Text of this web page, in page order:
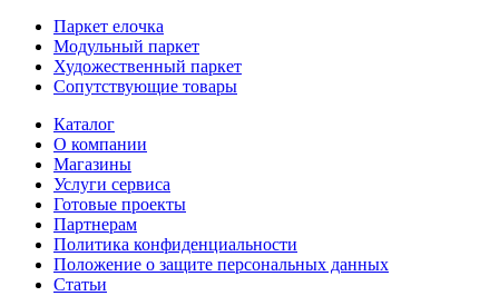
Паркет елочка
Модульный паркет
Художественный паркет
Сопутствующие товары
Каталог
О компании
Магазины
Услуги сервиса
Готовые проекты
Партнерам
Политика конфиденциальности
Положение о защите персональных данных
Статьи